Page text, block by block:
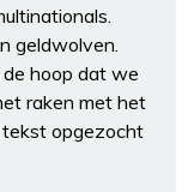
geldwolven.
hoop dat we
raken met het
opgezocht